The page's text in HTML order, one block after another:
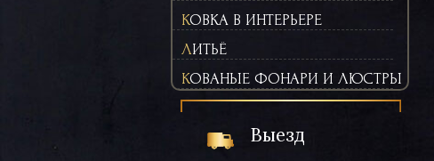
КОВКА В ИНТЕРЬЕРЕ
ЛИТЬЁ
КОВАНЫЕ ФОНАРИ И ЛЮСТРЫ
Выезд